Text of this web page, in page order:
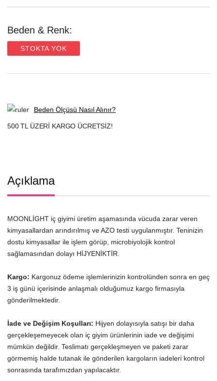
Beden & Renk:
STOKTA YOK
Beden Ölçüsü Nasıl Alınır?
500 TL ÜZERİ KARGO ÜCRETSİZ!
Açıklama
MOONLİGHT iç giyimi üretim aşamasında vücuda zarar veren
kimyasallardan arındırılmış ve AZO testi uygulanmıştır. Teninizin
dostu kimyasallar ile işlem görüp, microbiyolojik kontrol
sağlamasından dolayı HİJYENİKTİR.
Kargo: Kargonuz ödeme işlemlerinizin kontrolünden sonra en geç
3 iş günü içerisinde anlaşmalı olduğumuz kargo firmasıyla
gönderilmektedir.
İade ve Değişim Koşulları: Hijyen dolayısıyla satışı bir daha
gerçekleşemeyecek olan iç giyim ürünlerinin iade ve değişimi
mümkün değildir. Teslimatı gerçekleşmeyen ve paketi zarar
görmemiş halde tutanak ile gönderilen kargoların iadeleri kontrol
sonrasında tarafımızdan yapılacaktır.